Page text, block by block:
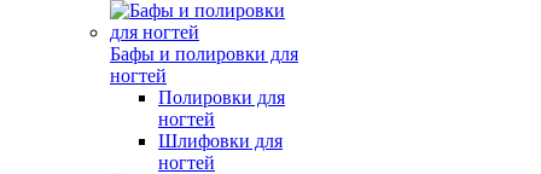
Бафы и полировки для
ногтей
Полировки для
ногтей
Шлифовки для
ногтей